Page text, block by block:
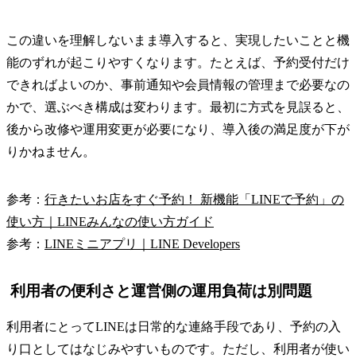
この違いを理解しないまま導入すると、実現したいことと機
能のずれが起こりやすくなります。たとえば、予約受付だけ
できればよいのか、事前通知や会員情報の管理まで必要なの
かで、選ぶべき構成は変わります。最初に方式を見誤ると、
後から改修や運用変更が必要になり、導入後の満足度が下が
りかねません。
参考： 行きたいお店をすぐ予約！ 新機能「LINEで予約」の
使い方｜LINEみんなの使い方ガイド
参考： LINEミニアプリ｜LINE Developers
利用者の便利さと運営側の運用負荷は別問題
利用者にとってLINEは日常的な連絡手段であり、予約の入
り口としてはなじみやすいものです。ただし、利用者が使い